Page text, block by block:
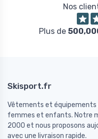
Nos
Plus de
Skisport.fr
Vêtements et équipements
femmes et enfants. Notre
2000 et nous proposons
avec une livraison rapide.